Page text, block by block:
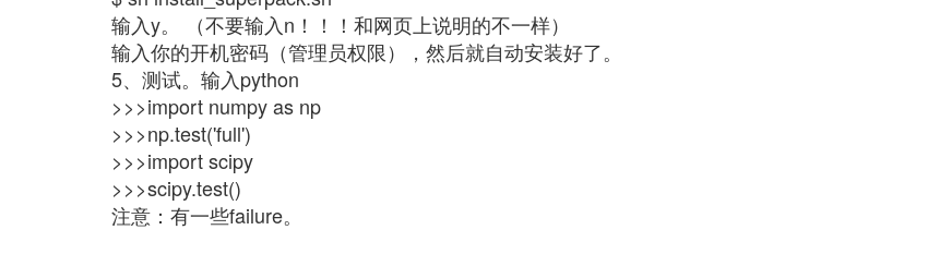
输入y。 （不要输入n！！！和网页上说明的不一样）
输入你的开机密码（管理员权限），然后就自动安装好了。
5、测试。输入python
>>>import numpy as np
>>>np.test('full')
>>>import scipy
>>>scipy.test()
注意：有一些failure。